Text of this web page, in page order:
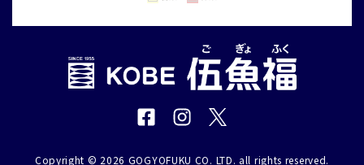
Copyright © 2026 GOGYOFUKU CO. LTD. all rights reserved.